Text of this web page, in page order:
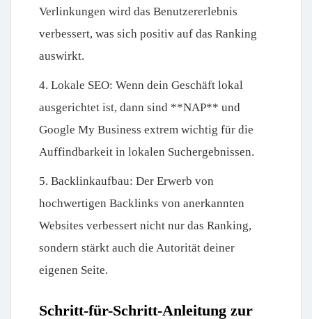
Verlinkungen wird das Benutzererlebnis
verbessert, was sich positiv auf das Ranking
auswirkt.
4. Lokale SEO: Wenn dein Geschäft lokal
ausgerichtet ist, dann sind **NAP** und
Google My Business extrem wichtig für die
Auffindbarkeit in lokalen Suchergebnissen.
5. Backlinkaufbau: Der Erwerb von
hochwertigen Backlinks von anerkannten
Websites verbessert nicht nur das Ranking,
sondern stärkt auch die Autorität deiner
eigenen Seite.
Schritt-für-Schritt-Anleitung zur